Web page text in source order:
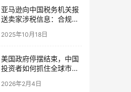
亚马逊向中国税务机关报
送卖家涉税信息：合规指
2025年10月18日
美国政府停摆结束，中国
投资者如何抓住全球市场
与策略指南
2026年2月4日